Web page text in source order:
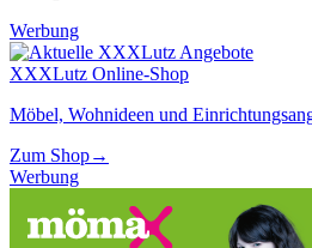
Werbung
XXXLutz Online-Shop
Möbel, Wohnideen und
Zum Shop→
Werbung